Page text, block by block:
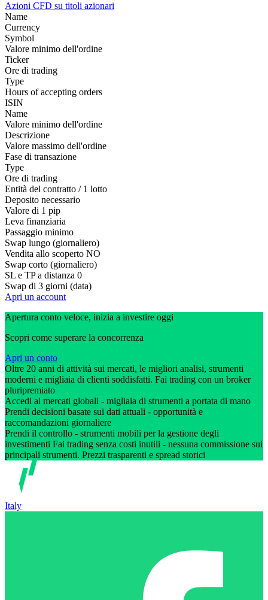
Azioni CFD su titoli azionari
Name
Currency
Symbol
Valore minimo dell'ordine
Ticker
Ore di trading
Type
Hours of accepting orders
ISIN
Name
Valore minimo dell'ordine
Descrizione
Valore massimo dell'ordine
Fase di transazione
Type
Ore di trading
Entità del contratto / 1 lotto
Deposito necessario
Valore di 1 pip
Leva finanziaria
Passaggio minimo
Swap lungo (giornaliero)
Vendita allo scoperto NO
Swap corto (giornaliero)
SL e TP a distanza 0
Swap di 3 giorni (data)
Apri un account
Apertura conto veloce, inizia a investire oggi
Scopri come superare la concorrenza
Apri un conto
Oltre 20 anni di attività sui mercati, le migliori analisi, strumenti
moderni e migliaia di clienti soddisfatti. Fai trading con un broker
pluripremiato
Accedi ai mercati globali - migliaia di strumenti a portata di mano
Prendi decisioni basate sui dati attuali - opportunità e
raccomandazioni giornaliere
Prendi il controllo - strumenti mobili per la gestione degli
investimenti Fai trading senza costi inutili - nessuna commissione sui
principali strumenti. Prezzi trasparenti e spread storici
Italy